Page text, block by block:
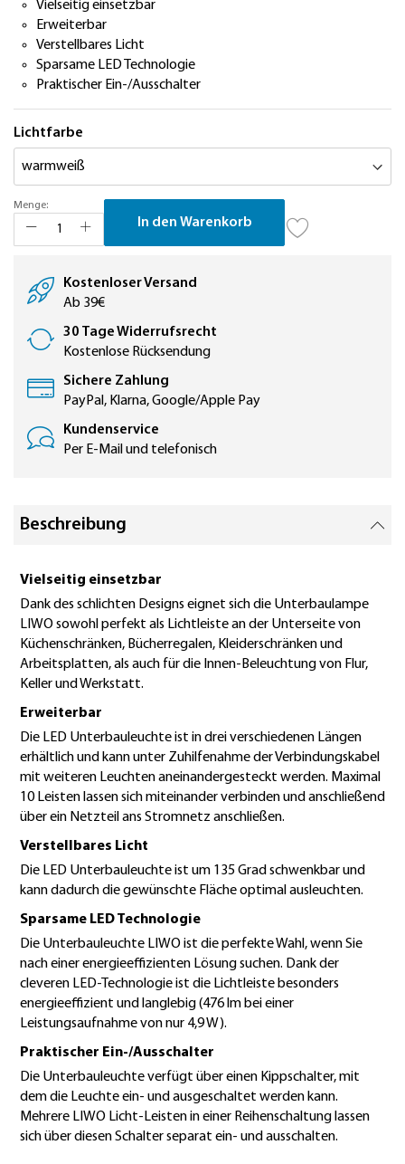
Vielseitig einsetzbar
Erweiterbar
Verstellbares Licht
Sparsame LED Technologie
Praktischer Ein-/Ausschalter
Lichtfarbe
Menge:
In den Warenkorb
Kostenloser Versand
Ab 39€
30 Tage Widerrufsrecht
Kostenlose Rücksendung
Sichere Zahlung
PayPal, Klarna, Google/Apple Pay
Kundenservice
Per E-Mail und telefonisch
Beschreibung
Vielseitig einsetzbar
Dank des schlichten Designs eignet sich die Unterbaulampe
LIWO sowohl perfekt als Lichtleiste an der Unterseite von
Küchenschränken, Bücherregalen, Kleiderschränken und
Arbeitsplatten, als auch für die Innen-Beleuchtung von Flur,
Keller und Werkstatt.
Erweiterbar
Die LED Unterbauleuchte ist in drei verschiedenen Längen
erhältlich und kann unter Zuhilfenahme der Verbindungskabel
mit weiteren Leuchten aneinandergesteckt werden. Maximal
10 Leisten lassen sich miteinander verbinden und anschließend
über ein Netzteil ans Stromnetz anschließen.
Verstellbares Licht
Die LED Unterbauleuchte ist um 135 Grad schwenkbar und
kann dadurch die gewünschte Fläche optimal ausleuchten.
Sparsame LED Technologie
Die Unterbauleuchte LIWO ist die perfekte Wahl, wenn Sie
nach einer energieeffizienten Lösung suchen. Dank der
cleveren LED-Technologie ist die Lichtleiste besonders
energieeffizient und langlebig (476 lm bei einer
Leistungsaufnahme von nur 4,9 W).
Praktischer Ein-/Ausschalter
Die Unterbauleuchte verfügt über einen Kippschalter, mit
dem die Leuchte ein- und ausgeschaltet werden kann.
Mehrere LIWO Licht-Leisten in einer Reihenschaltung lassen
sich über diesen Schalter separat ein- und ausschalten.